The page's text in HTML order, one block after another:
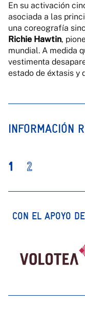
En su activación
asociada a las
una coreografía
Richie Hawtin,
mundial. A medida
vestimenta
estado de éxtasis y
INFORMACIÓN
1 2
CON EL APOYO